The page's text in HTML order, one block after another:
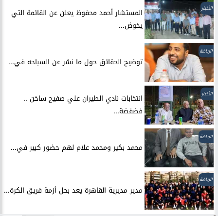
الأخبار
المستشار أحمد محفوظ يعلن عن القائمة التي
يخوض...
الرياضة
توضيح الحقائق حول ما نشر عن السباحه في...
الأخبار
انتخابات نادي الطيران علي صفيح ساخن ..
فضفضة...
الرياضة
محمد بكير ومحمد علام لهم حضور كبير في...
الرياضة
مدير مديرية القاهرة يعد بحل أزمة فريق الكرة...